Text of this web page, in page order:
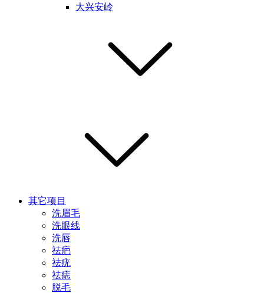
大兴安岭
其它项目
洗眉毛
洗眼线
洗唇
祛疤
祛疣
祛痣
脱毛